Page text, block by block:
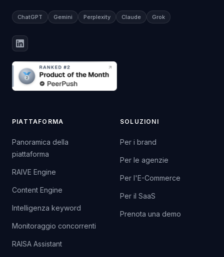
ChatGPT Gemini Perplexity Claude Grok
PIATTAFORMA
Panoramica della
piattaforma
RAIVE Engine
Content Engine
Intelligenza keyword
Monitoraggio concorrenti
RAISA Assistant
SOLUZIONI
Per i brand
Per le agenzie
Per l'E-Commerce
Per il SaaS
Prenota una demo